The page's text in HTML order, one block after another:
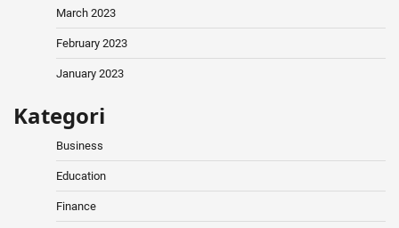
March 2023
February 2023
January 2023
Kategori
Business
Education
Finance